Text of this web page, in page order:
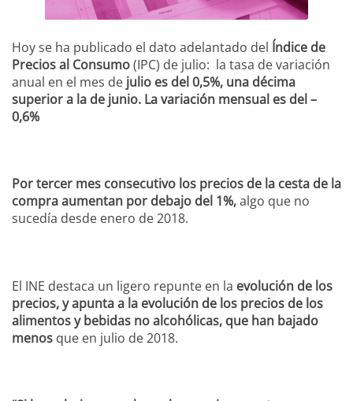
Hoy se ha publicado el dato adelantado del Índice de
Precios al Consumo(IPC) de julio: la tasa de variación
anual en el mes de julio es del 0,5%, una décima
superior a la de junio. La variación mensual es del –
0,6%
Por tercer mes consecutivo los precios de la cesta de la
compra aumentan por debajo del 1%,algo que no
sucedía desde enero de 2018.
El INE destaca un ligero repunte en la evolución de los
precios, y apunta a la evolución de los precios de los
alimentos y bebidas no alcohólicas, que han bajado
menos que en julio de 2018.